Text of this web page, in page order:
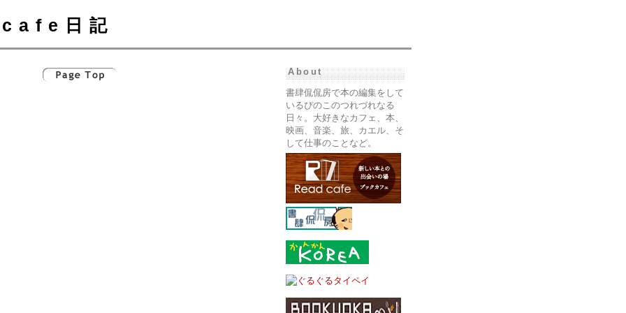
cafe日記
About
書肆侃侃房で本の編集をして
いるぴのこのつれづれなる
日々。大好きなカフェ、本、
映画、音楽、旅、カエル、そ
して仕事のことなど。